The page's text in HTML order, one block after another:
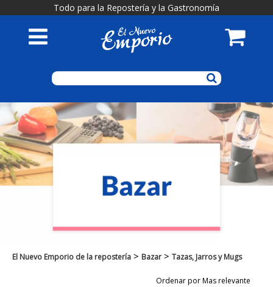
Todo para la Repostería y la Gastronomía
El Nuevo Emporio de la repostería > Bazar > Tazas, Jarros y Mugs
Ordenar por Mas relevante